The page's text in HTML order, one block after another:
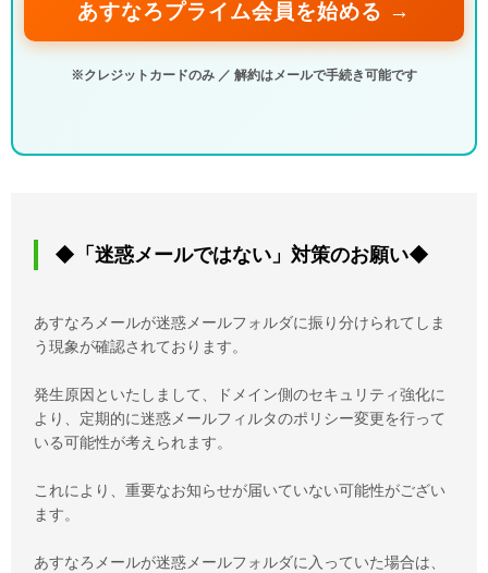
あすなろプライム会員を始める →
※クレジットカードのみ ／ 解約はメールで手続き可能です
◆「迷惑メールではない」対策のお願い◆
あすなろメールが迷惑メールフォルダに振り分けられてしま
う現象が確認されております。
発生原因といたしまして、ドメイン側のセキュリティ強化に
より、定期的に迷惑メールフィルタのポリシー変更を行って
いる可能性が考えられます。
これにより、重要なお知らせが届いていない可能性がござい
ます。
あすなろメールが迷惑メールフォルダに入っていた場合は、